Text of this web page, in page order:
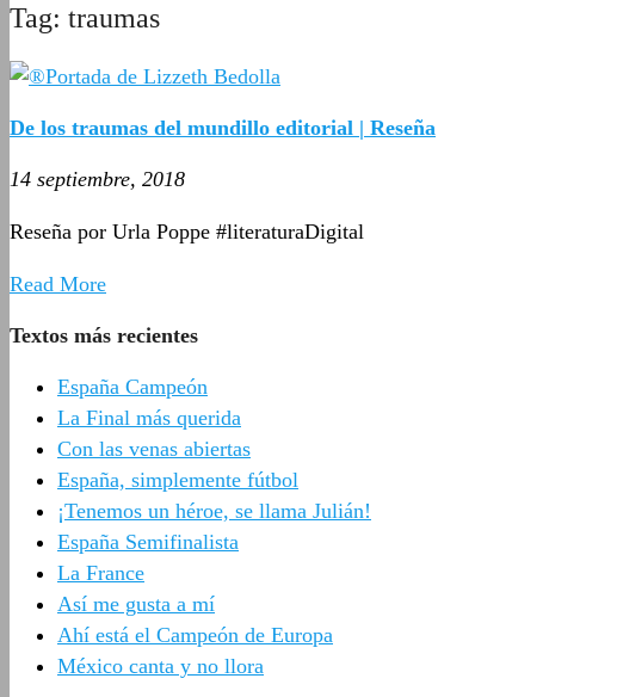
Tag: traumas
De los traumas del mundillo editorial | Reseña
14 septiembre, 2018
Reseña por Urla Poppe #literaturaDigital
Read More
Textos más recientes
España Campeón
La Final más querida
Con las venas abiertas
España, simplemente fútbol
¡Tenemos un héroe, se llama Julián!
España Semifinalista
La France
Así me gusta a mí
Ahí está el Campeón de Europa
México canta y no llora